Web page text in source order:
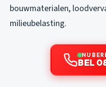
bouwmaterialen,
milieubelasting.
NU
BEL